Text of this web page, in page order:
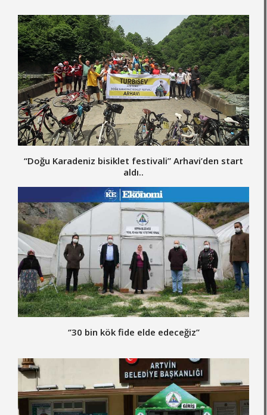
“Doğu Karadeniz bisiklet festivali” Arhavi’den start
aldı..
‘’30 bin kök fide elde edeceğiz’’